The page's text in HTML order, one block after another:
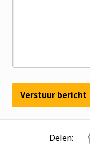
Verstuur bericht
Delen: